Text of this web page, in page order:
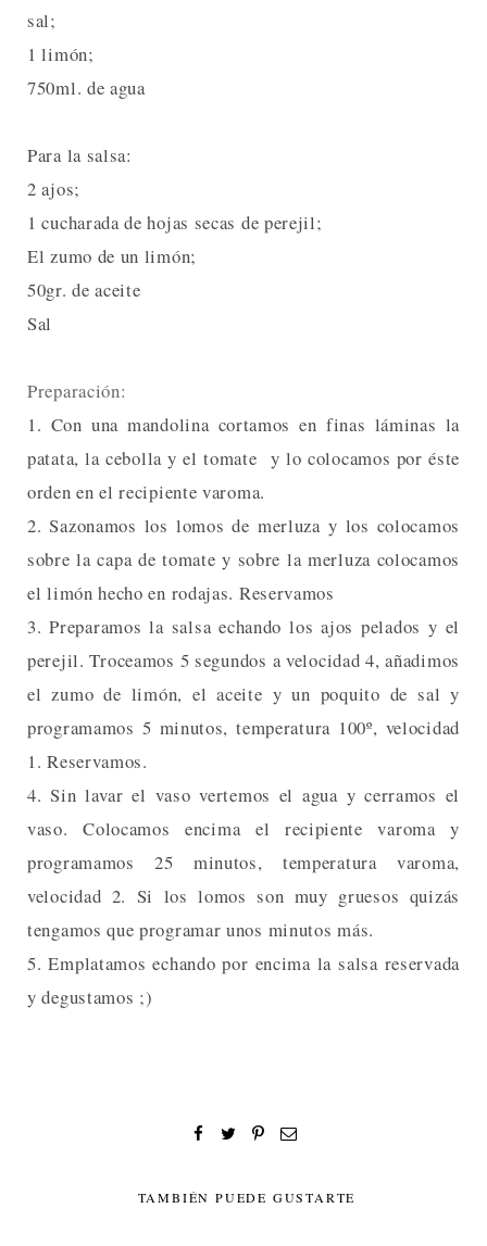
sal;
1 limón;
750ml. de agua
Para la salsa:
2 ajos;
1 cucharada de hojas secas de perejil;
El zumo de un limón;
50gr. de aceite
Sal
Preparación:
1. Con una mandolina cortamos en finas láminas la
patata, la cebolla y el tomate y lo colocamos por éste
orden en el recipiente varoma.
2. Sazonamos los lomos de merluza y los colocamos
sobre la capa de tomate y sobre la merluza colocamos
el limón hecho en rodajas. Reservamos
3. Preparamos la salsa echando los ajos pelados y el
perejil. Troceamos 5 segundos a velocidad 4, añadimos
el zumo de limón, el aceite y un poquito de sal y
programamos 5 minutos, temperatura 100º, velocidad
1. Reservamos.
4. Sin lavar el vaso vertemos el agua y cerramos el
vaso. Colocamos encima el recipiente varoma y
programamos 25 minutos, temperatura varoma,
velocidad 2. Si los lomos son muy gruesos quizás
tengamos que programar unos minutos más.
5. Emplatamos echando por encima la salsa reservada
y degustamos ;)
TAMBIÉN PUEDE GUSTARTE